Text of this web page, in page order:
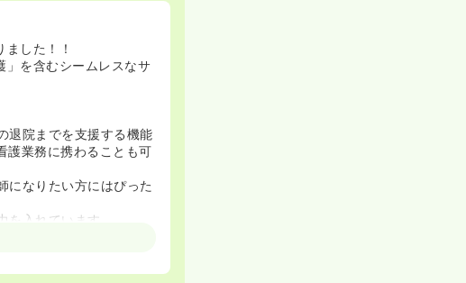
した！！
を含むシームレスなサ
退院までを支援する機能
護業務に携わることも可
になりたい方にはぴった
入れています。
ンまで